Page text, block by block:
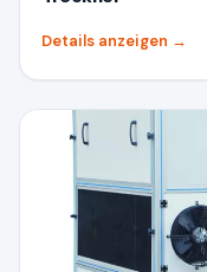
Details anzeigen →